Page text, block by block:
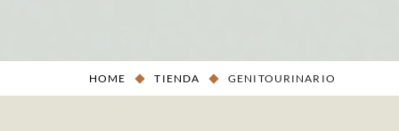
HOME TIENDA GENITOURINARIO